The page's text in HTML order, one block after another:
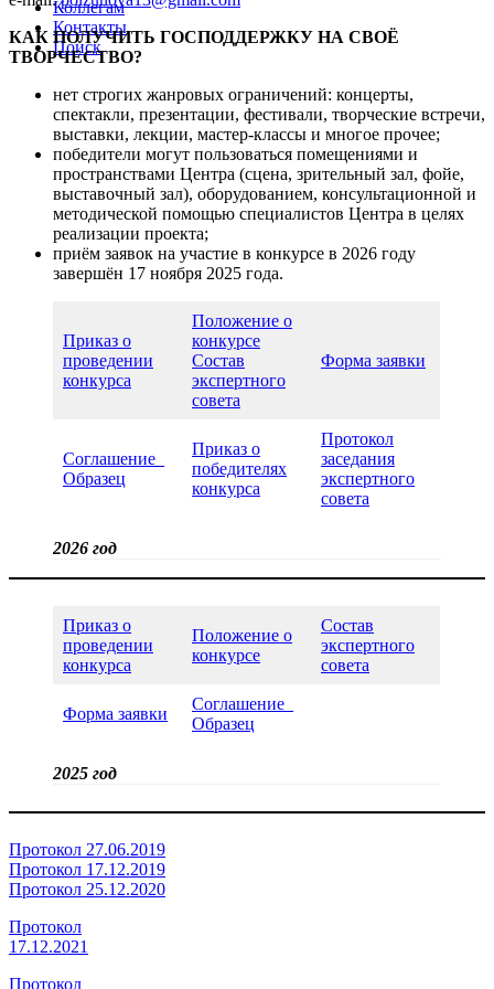
Коллегам
Контакты
Поиск
КАК ПОЛУЧИТЬ ГОСПОДДЕРЖКУ НА СВОЁ
ТВОРЧЕСТВО?
нет строгих жанровых ограничений: концерты,
спектакли, презентации, фестивали, творческие встречи,
выставки, лекции, мастер-классы и многое прочее;
победители могут пользоваться помещениями и
пространствами Центра (сцена, зрительный зал, фойе,
выставочный зал), оборудованием, консультационной и
методической помощью специалистов Центра в целях
реализации проекта;
приём заявок на участие в конкурсе в 2026 году
завершён 17 ноября 2025 года.
Приказ о
проведении
конкурса
Положение о
конкурсе
Состав
экспертного
совета
Форма заявки
Соглашение_
Образец
Приказ о
победителях
конкурса
Протокол
заседания
экспертного
совета
2026 год
Приказ о
проведении
конкурса
Положение о
конкурсе
Состав
экспертного
совета
Форма заявки
Соглашение_
Образец
2025 год
Протокол 27.06.2019
Протокол 17.12.2019
Протокол 25.12.2020
Протокол
17.12.2021
Протокол